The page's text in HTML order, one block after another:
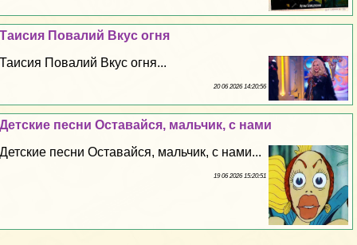
Таисия Повалий Вкус огня
Таисия Повалий Вкус огня...
20 06 2026 14:20:56
Детские песни Оставайся, мальчик, с нами
Детские песни Оставайся, мальчик, с нами...
19 06 2026 15:20:51